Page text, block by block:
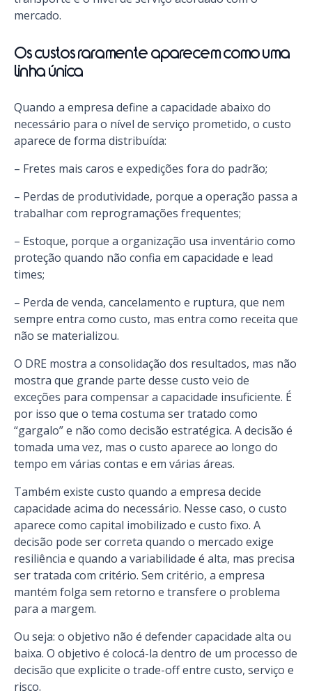
mercado.
Os custos raramente aparecem como uma
linha única
Quando a empresa define a capacidade abaixo do
necessário para o nível de serviço prometido, o custo
aparece de forma distribuída:
– Fretes mais caros e expedições fora do padrão;
– Perdas de produtividade, porque a operação passa a
trabalhar com reprogramações frequentes;
– Estoque, porque a organização usa inventário como
proteção quando não confia em capacidade e lead
times;
– Perda de venda, cancelamento e ruptura, que nem
sempre entra como custo, mas entra como receita que
não se materializou.
O DRE mostra a consolidação dos resultados, mas não
mostra que grande parte desse custo veio de
exceções para compensar a capacidade insuficiente. É
por isso que o tema costuma ser tratado como
“gargalo” e não como decisão estratégica. A decisão é
tomada uma vez, mas o custo aparece ao longo do
tempo em várias contas e em várias áreas.
Também existe custo quando a empresa decide
capacidade acima do necessário. Nesse caso, o custo
aparece como capital imobilizado e custo fixo. A
decisão pode ser correta quando o mercado exige
resiliência e quando a variabilidade é alta, mas precisa
ser tratada com critério. Sem critério, a empresa
mantém folga sem retorno e transfere o problema
para a margem.
Ou seja: o objetivo não é defender capacidade alta ou
baixa. O objetivo é colocá-la dentro de um processo de
decisão que explicite o trade-off entre custo, serviço e
risco.